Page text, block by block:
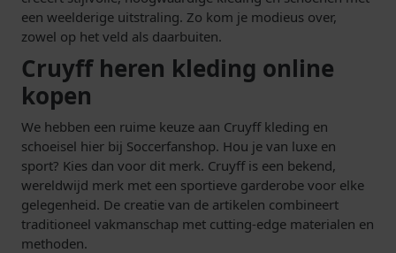
een weelderige uitstraling. Zo kom je modieus over,
zowel op het veld als daarbuiten.
Cruyff heren kleding online
kopen
We hebben een ruime keuze aan Cruyff kleding en
schoeisel hier bij Soccerfanshop. Hou je van luxe en
sport? Kies dan voor dit merk. Cruyff is een bekend,
wereldwijd merk met een sportieve garderobe voor elke
gelegenheid. De creatie van de artikelen combineert
traditioneel vakmanschap met cutting-edge materialen en
methoden.